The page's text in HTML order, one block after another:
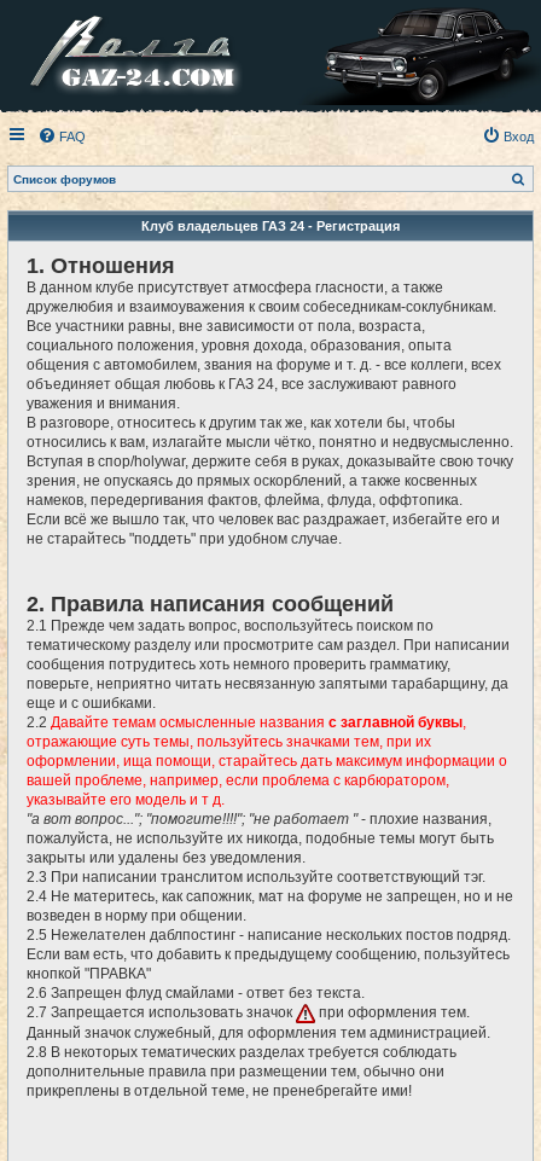
FAQ Вход
Список форумов
о
с
Клуб владельцев ГАЗ 24 - Регистрация
1. Отношения
В данном клубе присутствует атмосфера гласности, а также
дружелюбия и взаимоуважения к своим собеседникам-соклубникам.
Все участники равны, вне зависимости от пола, возраста,
социального положения, уровня дохода, образования, опыта
общения с автомобилем, звания на форуме и т. д. - все коллеги, всех
объединяет общая любовь к ГАЗ 24, все заслуживают равного
уважения и внимания.
В разговоре, относитесь к другим так же, как хотели бы, чтобы
относились к вам, излагайте мысли чётко, понятно и недвусмысленно.
Вступая в спор/holywar, держите себя в руках, доказывайте свою точку
зрения, не опускаясь до прямых оскорблений, а также косвенных
намеков, передергивания фактов, флейма, флуда, оффтопика.
Если всё же вышло так, что человек вас раздражает, избегайте его и
не старайтесь "поддеть" при удобном случае.
2. Правила написания сообщений
2.1 Прежде чем задать вопрос, воспользуйтесь поиском по
тематическому разделу или просмотрите сам раздел. При написании
сообщения потрудитесь хоть немного проверить грамматику,
поверьте, неприятно читать несвязанную запятыми тарабарщину, да
еще и с ошибками.
2.2 Давайте темам осмысленные названия с заглавной буквы,
отражающие суть темы, пользуйтесь значками тем, при их
оформлении, ища помощи, старайтесь дать максимум информации о
вашей проблеме, например, если проблема с карбюратором,
указывайте его модель и т д.
"а вот вопрос..."; "помогите!!!!"; "не работает "- плохие названия,
пожалуйста, не используйте их никогда, подобные темы могут быть
закрыты или удалены без уведомления.
2.3 При написании транслитом используйте соответствующий тэг.
2.4 Не материтесь, как сапожник, мат на форуме не запрещен, но и не
возведен в норму при общении.
2.5 Нежелателен даблпостинг - написание нескольких постов подряд.
Если вам есть, что добавить к предыдущему сообщению, пользуйтесь
кнопкой "ПРАВКА"
2.6 Запрещен флуд смайлами - ответ без текста.
2.7 Запрещается использовать значок
при оформления тем.
Данный значок служебный, для оформления тем администрацией.
2.8 В некоторых тематических разделах требуется соблюдать
дополнительные правила при размещении тем, обычно они
прикреплены в отдельной теме, не пренебрегайте ими!